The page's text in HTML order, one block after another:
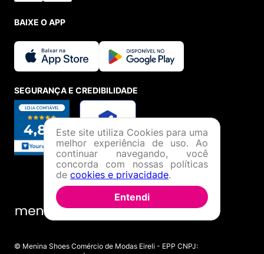
BAIXE O APP
SEGURANÇA E CREDIBILIDADE
© Menina Shoes Comércio de Modas Eireli - EPP CNPJ:
Este site utiliza Cookies para uma
melhor experiência de uso. Ao
continuar navegando, você
concorda com nossas políticas
de cookies e privacidade.
Entendi